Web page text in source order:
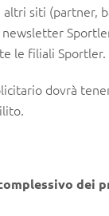
altri siti (partner,
le filiali Sportler.
dovrà
dei